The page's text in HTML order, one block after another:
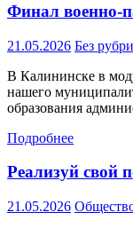
Финал военно-
21.05.2026 Без
В Калининске в
нашего
образования
Подробнее
Реализуй свой
21.05.2026